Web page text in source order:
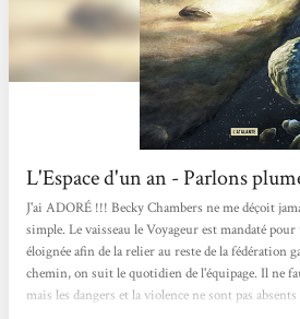
L'Espace d'un an - Parlons
J'ai ADORÉ !!! Becky Chambers ne me déçoit
simple. Le vaisseau le Voyageur est mandaté
éloignée afin de la relier au reste de la fédération
chemin, on suit le quotidien de l'équipage. Il ne
mais les dangers et la violence ne sont pas